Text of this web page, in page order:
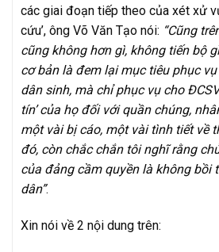
các giai đoạn tiếp theo của xét xử
cứu’, ông Võ Văn Tạo nói: “Cũng
cũng không hơn gì, không tiến bộ
cơ bản là đem lại mục tiêu phục
dân sinh, mà chỉ phục vụ cho
tín’ của họ đối với quần chúng,
một vài bị cáo, một vài tình tiết về
đó, còn chắc chắn tôi nghĩ rằng
của đảng cầm quyền là không bồi
dân”.
Xin nói về 2 nội dung trên: